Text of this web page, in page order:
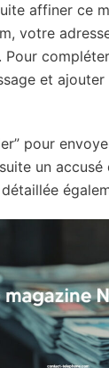
affiner ce
votre
Pour
et
pour
un